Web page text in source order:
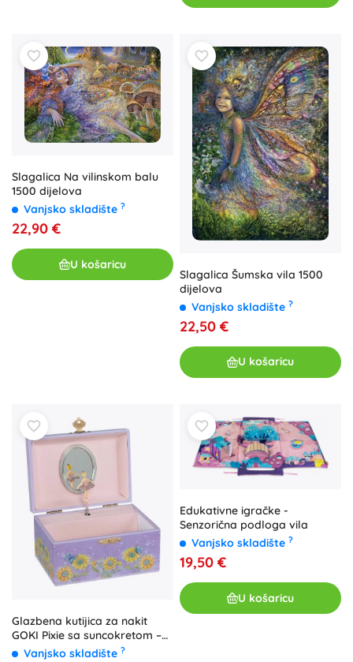
Slagalica Na vilinskom balu
1500 dijelova
Vanjsko skladište ?
22,90 €
U košaricu
Slagalica Šumska vila 1500
dijelova
Vanjsko skladište ?
22,50 €
U košaricu
Glazbena kutijica za nakit
GOKI Pixie sa suncokretom –
melodija Labuđe jezero
Vanjsko skladište ?
Edukativne igračke -
Senzorična podloga vila
Vanjsko skladište ?
19,50 €
U košaricu